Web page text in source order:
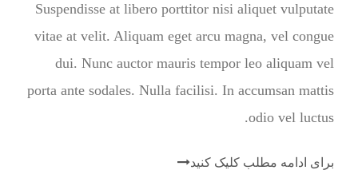
Suspendisse at libero porttitor nisi aliquet vulputate
vitae at velit. Aliquam eget arcu magna, vel congue
dui. Nunc auctor mauris tempor leo aliquam vel
porta ante sodales. Nulla facilisi. In accumsan mattis
odio vel luctus.
برای ادامه مطلب کلیک کنید